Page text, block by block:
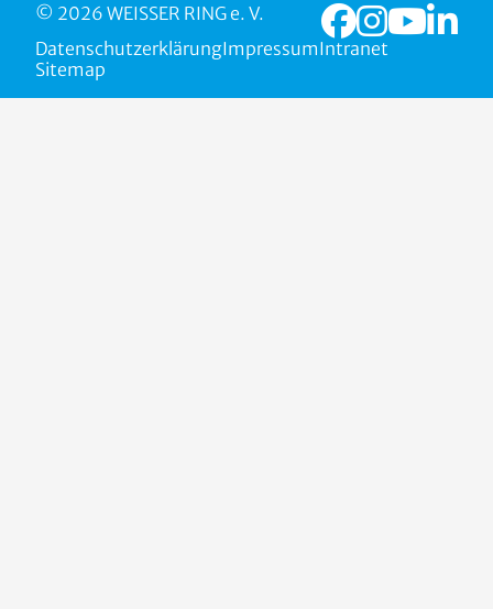
© 2026 WEISSER RING e. V.
DatenschutzerklärungImpressumIntranet
Sitemap